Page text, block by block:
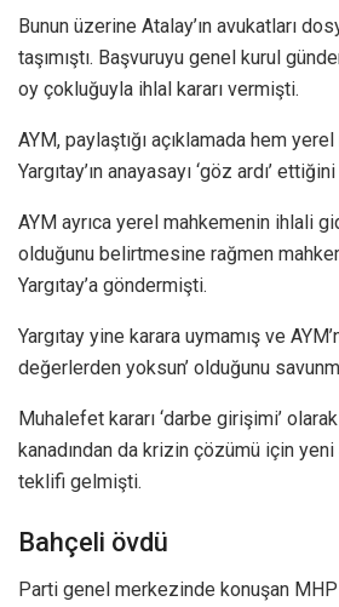
Bunun üzerine Atalay’ın avukatları
taşımıştı. Başvuruyu genel kurul
oy çokluğuyla ihlal kararı vermişti.
AYM, paylaştığı açıklamada hem
Yargıtay’ın anayasayı ‘göz ardı’
AYM ayrıca yerel mahkemenin ihlali
olduğunu belirtmesine rağmen
Yargıtay’a göndermişti.
Yargıtay yine karara uymamış ve
değerlerden yoksun’ olduğunu
Muhalefet kararı ‘darbe girişimi’
kanadından da krizin çözümü için yeni
teklifi gelmişti.
Bahçeli övdü
Parti genel merkezinde konuşan